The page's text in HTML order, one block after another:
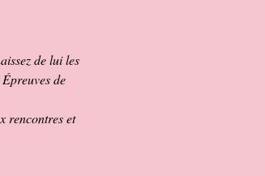
de lui les
de
rencontres et